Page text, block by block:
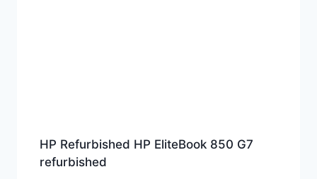
HP Refurbished HP EliteBook 850 G7
refurbished